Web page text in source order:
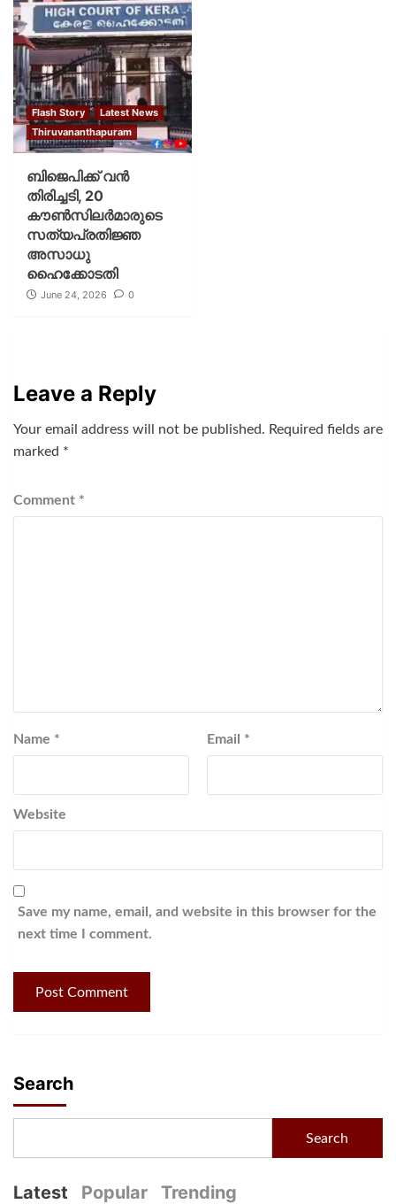
Flash Story
Latest News
Thiruvananthapuram
ബിജെപിക്ക് വൻ
തിരിച്ചടി, 20
കൗണ്‍സിലര്‍മാരുടെ
സത്യപ്രതിജ്ഞ
അസാധു
ഹൈക്കോടതി
June 24, 2026 0
Leave a Reply
Your email address will not be published. Required fields are
marked *
Comment *
Name * Email *
Website
Save my name, email, and website in this browser for the
next time I comment.
Search
Search
Latest Popular Trending